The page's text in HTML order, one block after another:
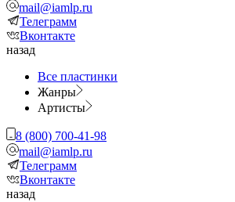
mail@iamlp.ru
Телеграмм
Вконтакте
назад
Все пластинки
Жанры
Артисты
8 (800) 700-41-98
mail@iamlp.ru
Телеграмм
Вконтакте
назад